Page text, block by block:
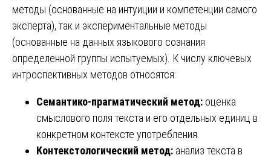
методы (основанные на интуиции и компетенции самого
эксперта), так и экспериментальные методы
(основанные на данных языкового сознания
определенной группы испытуемых). К числу ключевых
интроспективных методов относятся:
Семантико-прагматический метод: оценка
смыслового поля текста и его отдельных единиц в
конкретном контексте употребления.
Контекстологический метод: анализ текста в